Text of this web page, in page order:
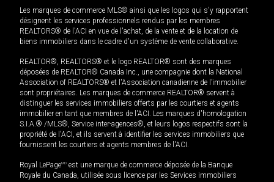
Les marques de commerce MLS® ainsi que les logos qui s'y rapportent
désignent les services professionnels rendus par les membres
REALTORS® de l'ACI en vue de l'achat, de la vente et de la location de
biens immobiliers dans le cadre d'un système de vente collaborative.
REALTOR®, REALTORS® et le logo REALTOR® sont des marques
déposées de REALTOR® Canada Inc., une compagnie dont la National
Association of REALTORS® et l'Association canadienne de l’immobilier
sont propriétaires. Les marques de commerce REALTOR® servent à
distinguer les services immobiliers offerts par les courtiers et agents
immobilier en tant que membres de l'ACI. Les marques d'homologation
S.I.A.® /MLS®, Service inter-agences®, et leurs logos respectifs sont la
propriété de l'ACI, et ils servent à identifier les services immobiliers que
fournissent les courtiers et agents membres de l'ACI.
Royal LePageMD est une marque de commerce déposée de la Banque
Royale du Canada, utilisée sous licence par les Services immobiliers